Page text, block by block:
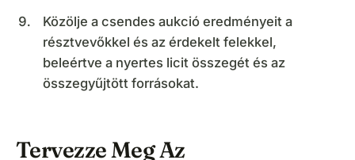
Közölje a csendes aukció eredményeit a
résztvevőkkel és az érdekelt felekkel,
beleértve a nyertes licit összegét és az
összegyűjtött forrásokat.
Tervezze Meg Az